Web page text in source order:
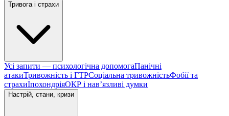
Тривога і страхи
Усі запити — психологічна допомогаПанічні
атакиТривожність і ГТРСоціальна тривожністьФобії та
страхиІпохондріяОКР і навʼязливі думки
Настрій, стани, кризи